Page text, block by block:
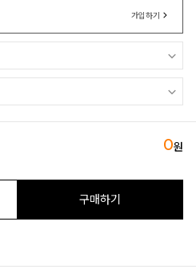
가입하기
0원
구매하기